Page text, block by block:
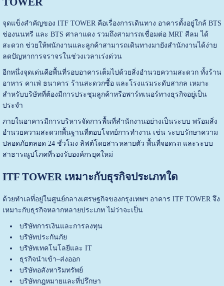
จุดแข็งสำคัญของ ITF TOWER คือเรื่องการเดินทาง อาคารตั้งอยู่ใกล้ BTS
ช่องนนทรี และ BTS ศาลาแดง รวมถึงสามารถเชื่อมต่อ MRT สีลม ได้
สะดวก ช่วยให้พนักงานและลูกค้าสามารถเดินทางมายังสำนักงานได้ง่าย
ลดปัญหาการจราจรในช่วงเวลาเร่งด่วน
อีกหนึ่งจุดเด่นคือพื้นที่รอบอาคารเต็มไปด้วยสิ่งอำนวยความสะดวก ทั้งร้าน
อาหาร คาเฟ่ ธนาคาร ร้านสะดวกซื้อ และโรงแรมระดับสากล เหมาะ
สำหรับบริษัทที่ต้องมีการประชุมลูกค้าหรือพาร์ทเนอร์ทางธุรกิจอยู่เป็น
ประจำ
ภายในอาคารมีการบริหารจัดการพื้นที่สำนักงานอย่างเป็นระบบ พร้อมสิ่ง
อำนวยความสะดวกพื้นฐานที่ตอบโจทย์การทำงาน เช่น ระบบรักษาความ
ปลอดภัยตลอด 24 ชั่วโมง ลิฟต์โดยสารหลายตัว พื้นที่จอดรถ และระบบ
สาธารณูปโภคที่รองรับองค์กรยุคใหม่
ITF TOWER เหมาะกับธุรกิจประเภทใด
ด้วยทำเลที่อยู่ในศูนย์กลางเศรษฐกิจของกรุงเทพฯ อาคาร ITF TOWER จึง
เหมาะกับธุรกิจหลากหลายประเภท ไม่ว่าจะเป็น
บริษัทการเงินและการลงทุน
บริษัทประกันภัย
บริษัทเทคโนโลยีและ IT
ธุรกิจนำเข้า–ส่งออก
บริษัทอสังหาริมทรัพย์
บริษัทกฎหมายและที่ปรึกษา